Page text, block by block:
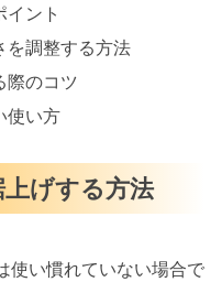
ント
を調整する方法
際のコツ
使い方
げする方法
使い慣れていない場合で